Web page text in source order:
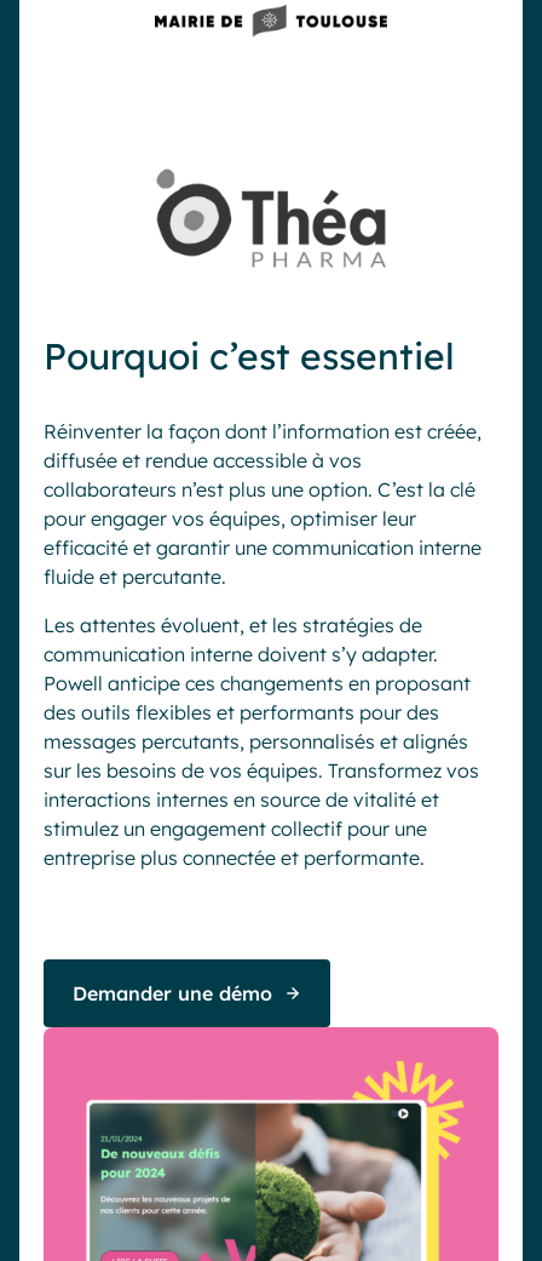
Pourquoi c’est essentiel
Réinventer la façon dont l’information est créée,
diffusée et rendue accessible à vos
collaborateurs n’est plus une option. C’est la clé
pour engager vos équipes, optimiser leur
efficacité et garantir une communication interne
fluide et percutante.
Les attentes évoluent, et les stratégies de
communication interne doivent s’y adapter.
Powell anticipe ces changements en proposant
des outils flexibles et performants pour des
messages percutants, personnalisés et alignés
sur les besoins de vos équipes. Transformez vos
interactions internes en source de vitalité et
stimulez un engagement collectif pour une
entreprise plus connectée et performante.
Demander une démo